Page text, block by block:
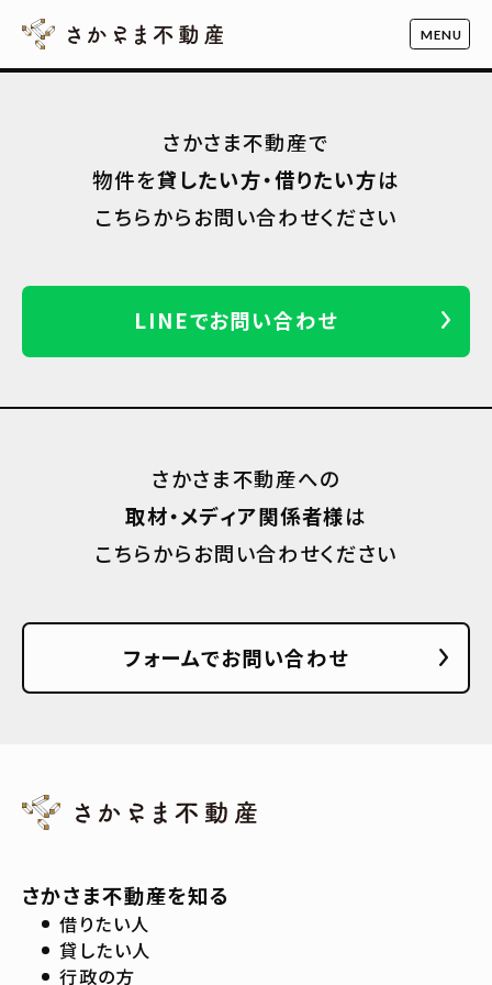
さかさま不動産で
物件を貸したい方・借りたい方は
こちらからお問い合わせください
LINEでお問い合わせ
さかさま不動産への
取材・メディア関係者様は
こちらからお問い合わせください
フォームでお問い合わせ
さかさま不動産を知る
借りたい人
貸したい人
行政の方